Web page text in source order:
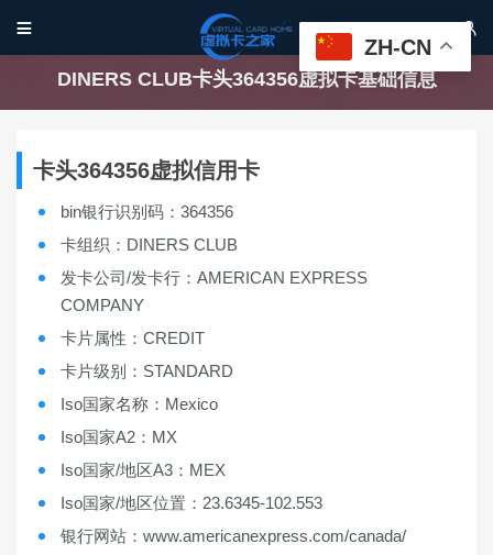
 
DINERS CLUB卡头364356虚拟卡基础信息
卡头364356虚拟信用卡
bin银行识别码：364356
卡组织：DINERS CLUB
发卡公司/发卡行：AMERICAN EXPRESS
COMPANY
卡片属性：CREDIT
卡片级别：STANDARD
Iso国家名称：Mexico
Iso国家A2：MX
Iso国家/地区A3：MEX
Iso国家/地区位置：23.6345-102.553
银行网站：www.americanexpress.com/canada/
ZH-CN